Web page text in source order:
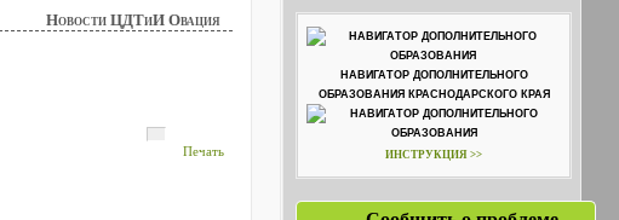
Новости ЦДТиИ Овация
Печать
НАВИГАТОР ДОПОЛНИТЕЛЬНОГО
ОБРАЗОВАНИЯ КРАСНОДАРСКОГО КРАЯ
ИНСТРУКЦИЯ >>